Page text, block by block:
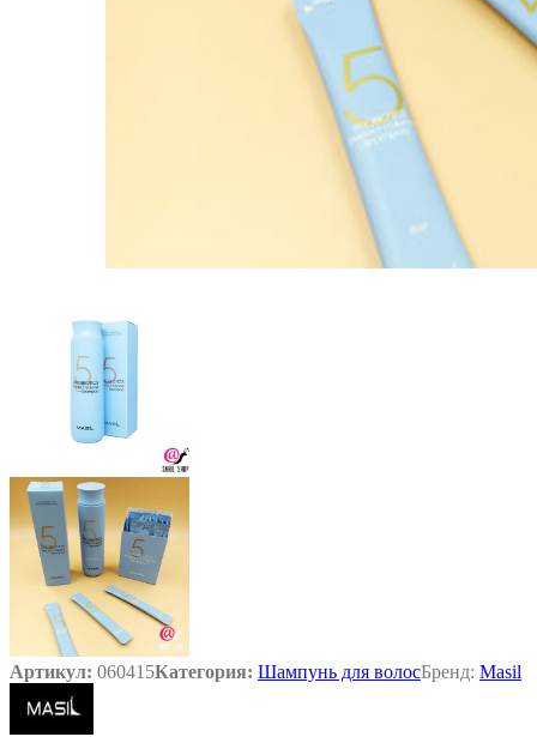
Артикул: 060415Категория: Шампунь для волосБренд: Masil